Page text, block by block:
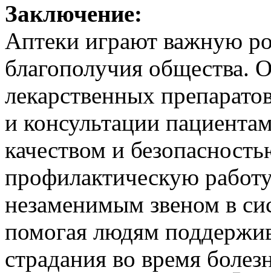
Заключение:
Аптеки играют важную
благополучия общества.
лекарственных
и консультации
качеством и
профилактическую
незаменимым звеном в
помогая людям
страдания во время